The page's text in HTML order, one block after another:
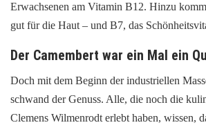
Erwachsenen am Vitamin B12. Hinzu
gut für die Haut – und B7, das
Der Camembert war ein Mal ein
Doch mit dem Beginn der industriellen
schwand der Genuss. Alle, die noch die
Clemens Wilmenrodt erlebt haben, wissen,